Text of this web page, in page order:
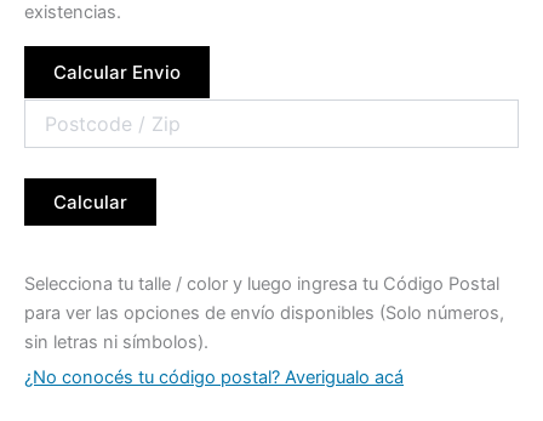
existencias.
Calcular Envio
Calcular
Selecciona tu talle / color y luego ingresa tu Código Postal
para ver las opciones de envío disponibles (Solo números,
sin letras ni símbolos).
¿No conocés tu código postal? Averigualo acá